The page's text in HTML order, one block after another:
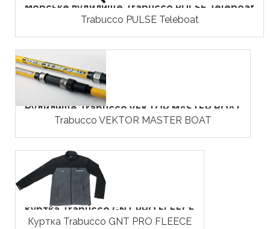
Морське вудилище Trabucco PULSE Teleboat
Trabucco PULSE Teleboat
Вудилище Trabucco VEKTOR MASTER BOAT
Trabucco VEKTOR MASTER BOAT
Куртка Trabucco GNT PRO FLEECE
Куртка Trabucco GNT PRO FLEECE